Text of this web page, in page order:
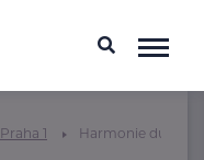
Praha 1 Harmonie duše a